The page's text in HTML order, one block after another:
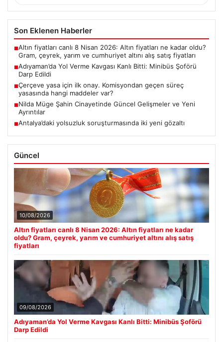
Son Eklenen Haberler
■Altın fiyatları canlı 8 Nisan 2026: Altın fiyatları ne kadar oldu?
Gram, çeyrek, yarım ve cumhuriyet altını alış satış fiyatları
■Adıyaman’da Yol Verme Kavgası Kanlı Bitti: Minibüs Şoförü
Darp Edildi
■Çerçeve yasa için ilk onay. Komisyondan geçen süreç
yasasında hangi maddeler var?
■Nilda Müge Şahin Cinayetinde Güncel Gelişmeler ve Yeni
Ayrıntılar
■Antalya’daki yolsuzluk soruşturmasında iki yeni gözaltı
Güncel
10/08/2026
Altın fiyatları canlı 8 Nisan 2026: Altın fiyatları ne kadar
oldu? Gram, çeyrek, yarım ve cumhuriyet altını alış satış
fiyatları
09/08/2026
Adıyaman’da Yol Verme Kavgası Kanlı Bitti: Minibüs Şoförü
Darp Edildi